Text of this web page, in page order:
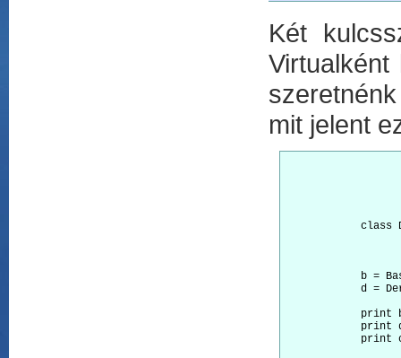
Két
Virtualként
mit jelent
class
b =
d =
print
print
print